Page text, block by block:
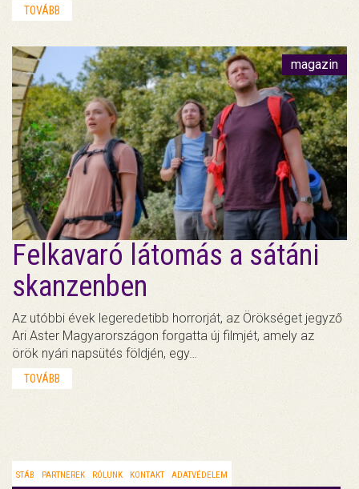
TOVÁBB
magazin
Felkavaró látomás a sátáni
skanzenben
Az utóbbi évek legeredetibb horrorját, az Örökséget jegyző
Ari Aster Magyarországon forgatta új filmjét, amely az
örök nyári napsütés földjén, egy…
TOVÁBB
STÁB PARTNEREK RÓLUNK KONTAKT ADATVÉDELEM